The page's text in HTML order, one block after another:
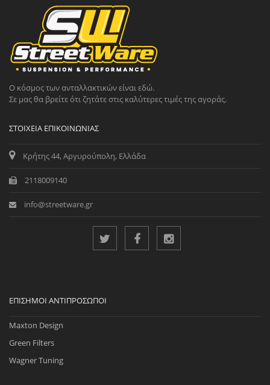
Ο κόσμος των ανταλλακτικών είναι εδώ.
Σε μας θα βρείτε ότι ζητάτε στις καλύτερες τιμές της αγοράς.
ΣΤΟΙΧΕΊΑ ΕΠΙΚΟΙΝΩΝΊΑΣ
Κρήτης 44, Αργυρούπολη, Ελλάδα
2118009140
info@streetware.gr
ΕΠΊΣΗΜΟΙ ΑΝΤΙΠΡΌΣΩΠΟΙ
Maxton Design
Green Filters
Wagner Tuning